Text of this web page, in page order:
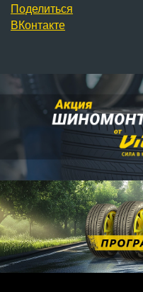
Поделиться
ВКонтакте